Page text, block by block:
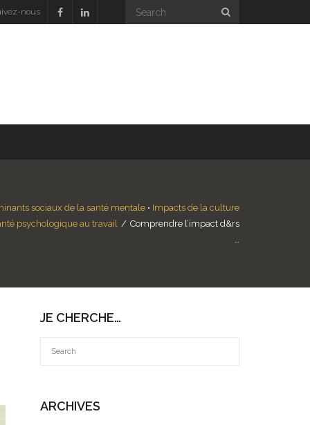
nous
sociaux de la santé mentale • Impacts de la culture
psychologique au travail / Comprendre l’impact d&rs
…
JE CHERCHE…
ARCHIVES